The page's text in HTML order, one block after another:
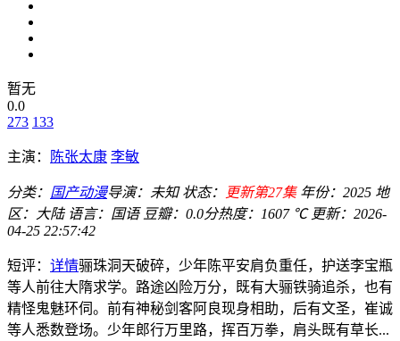
暂无
0.0
273 133
主演： 陈张太康 李敏
分类： 国产动漫导演： 未知 状态： 更新第27集 年份： 2025 地
区：
大陆 语言： 国语 豆瓣：0.0分热度：1607 ℃ 更新： 2026-
04-25 22:57:42
短评： 详情骊珠洞天破碎，少年陈平安肩负重任，护送李宝瓶
等人前往大隋求学。路途凶险万分，既有大骊铁骑追杀，也有
精怪鬼魅环伺。前有神秘剑客阿良现身相助，后有文圣，崔诚
等人悉数登场。少年郎行万里路，挥百万拳，肩头既有草长...